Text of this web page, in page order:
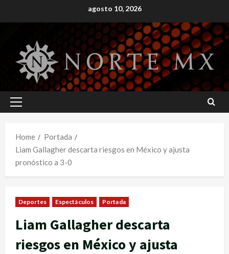
to
agosto 10, 2026
Primary
Home
Portada
Liam Gallagher descarta riesgos en México y ajusta
pronóstico a 3-0
Deportes Espectáculos Portada
Liam Gallagher descarta
riesgos en México y ajusta